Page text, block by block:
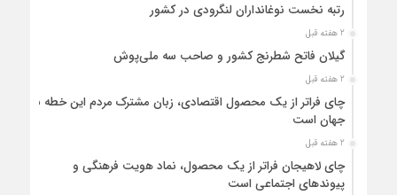
رتبه نخست نوغانداران لنگرودی در کشور
2 هفته قبل
گیلان فاتح شطرنج کشور و صاحب سه ملی‌پوش
2 هفته قبل
چای فراتر از یک محصول اقتصادی، زبان مشترک مردم این خطه با
جهان است
2 هفته قبل
چای لاهیجان فراتر از یک محصول، نماد هویت فرهنگی و
پیوندهای اجتماعی است